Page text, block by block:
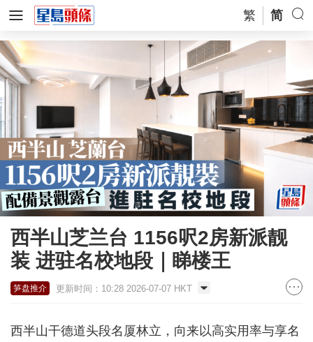
繁 简
西半山芝兰台 1156呎2房新派靓
装 进驻名校地段｜睇楼王
笋盘推介 更新时间：10:28 2026-07-07 HKT
西半山干德道头段名厦林立，向来以高实用率与享名